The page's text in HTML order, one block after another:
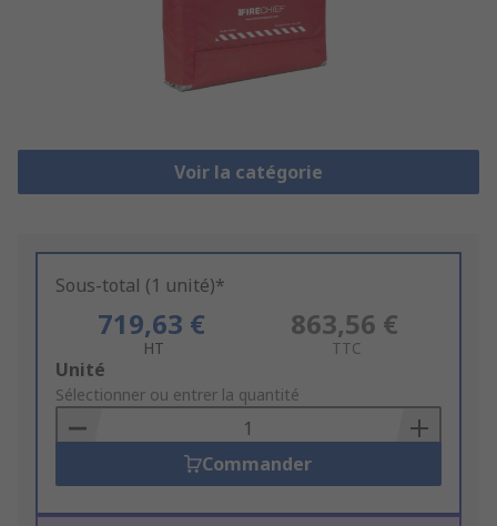
Voir la catégorie
Sous-total (1 unité)*
719,63 €
HT
863,56 €
TTC
Add
to
Basket
Unité
Sélectionner ou entrer la quantité
Commander